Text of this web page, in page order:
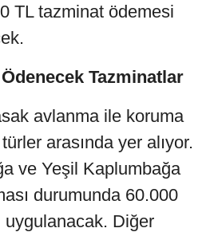
TL tazminat ödemesi
Tazminatlar
avlanma ile koruma
arasında yer alıyor.
ve Yeşil Kaplumbağa
durumunda 60.000
Diğer